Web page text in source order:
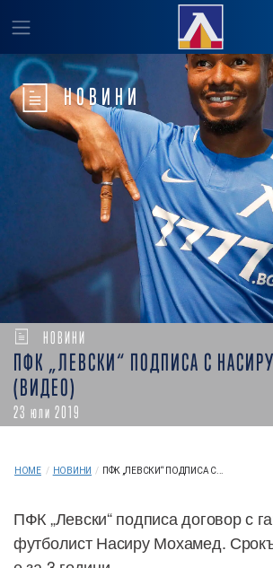
НОВИНИ
НОВИНИ
ПФК „ЛЕВСКИ“ ПОДПИСА С
(ВИДЕО)
23 юли 2019
HOME / НОВИНИ / ПФК „ЛЕВСКИ“ ПОДПИСА С...
ПФК „Левски“ подписа договор с
футболист Насиру Мохамед.